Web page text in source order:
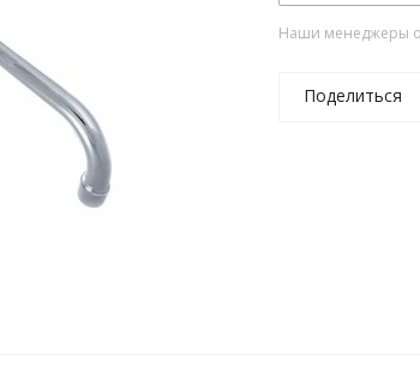
Наши менеджеры
Поделиться